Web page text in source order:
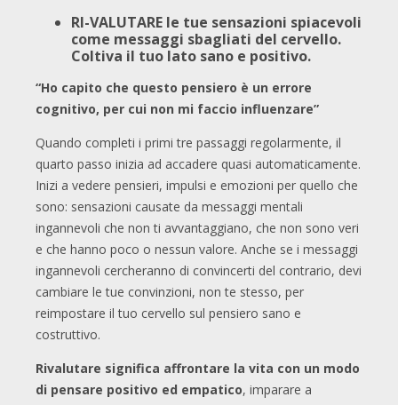
RI-VALUTARE le tue sensazioni spiacevoli
come messaggi sbagliati del cervello.
Coltiva il tuo lato sano e positivo.
“Ho capito che questo pensiero è un errore
cognitivo, per cui non mi faccio influenzare”
Quando completi i primi tre passaggi regolarmente, il
quarto passo inizia ad accadere quasi automaticamente.
Inizi a vedere pensieri, impulsi e emozioni per quello che
sono: sensazioni causate da messaggi mentali
ingannevoli che non ti avvantaggiano, che non sono veri
e che hanno poco o nessun valore. Anche se i messaggi
ingannevoli cercheranno di convincerti del contrario, devi
cambiare le tue convinzioni, non te stesso, per
reimpostare il tuo cervello sul pensiero sano e
costruttivo.
Rivalutare significa affrontare la vita con un modo
di pensare positivo ed empatico, imparare a